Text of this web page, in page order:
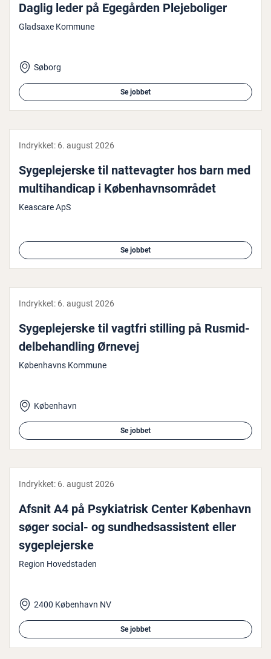
Daglig leder på Egegården Ple­je­bo­li­ger
Gladsaxe Kommune
Søborg
Se jobbet
Indrykket: 6. august 2026
Sy­geple­jer­ske til nat­te­vag­ter hos barn med
mul­ti­han­di­cap i Kø­ben­havns­om­rå­det
Keascare ApS
Se jobbet
Indrykket: 6. august 2026
Sy­geple­jer­ske til vagtfri stilling på Rus­mid­
del­be­hand­ling Ørnevej
Københavns Kommune
København
Se jobbet
Indrykket: 6. august 2026
Afsnit A4 på Psy­ki­a­trisk Center København
søger social- og sund­heds­as­si­stent eller
sy­geple­jer­ske
Region Hovedstaden
2400 København NV
Se jobbet